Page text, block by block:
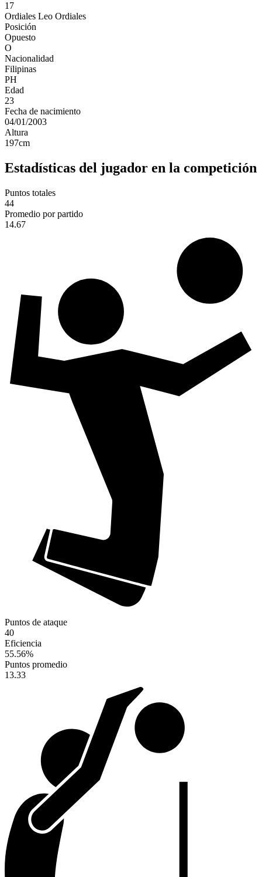
17
Ordiales Leo Ordiales
Posición
Opuesto
O
Nacionalidad
Filipinas
PH
Edad
23
Fecha de nacimiento
04/01/2003
Altura
197cm
Estadísticas del jugador en la competición
Puntos totales
44
Promedio por partido
14.67
Puntos de ataque
40
Eficiencia
55.56%
Puntos promedio
13.33